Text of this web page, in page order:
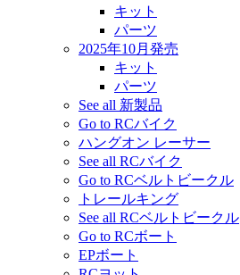
キット
パーツ
2025年10月発売
キット
パーツ
See all 新製品
Go to RCバイク
ハングオン レーサー
See all RCバイク
Go to RCベルトビークル
トレールキング
See all RCベルトビークル
Go to RCボート
EPボート